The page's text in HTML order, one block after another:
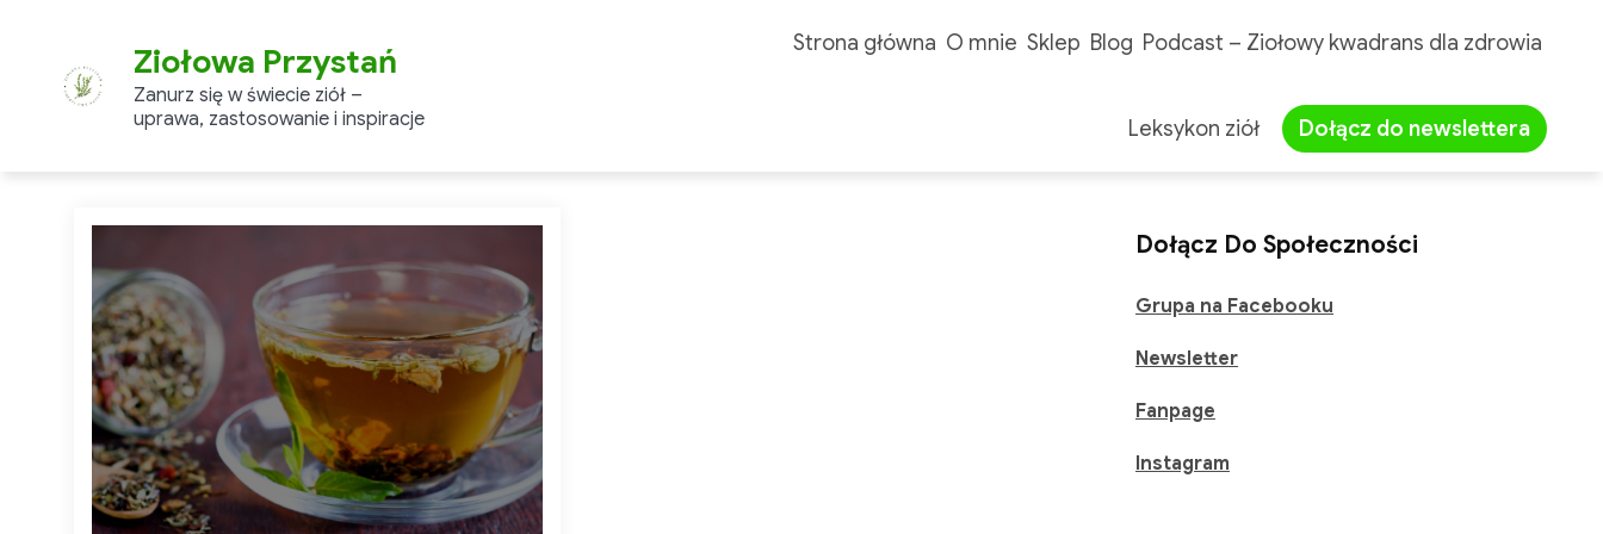
content
Ziołowa Przystań
Zanurz się w świecie ziół –
uprawa, zastosowanie i inspiracje
Strona główna O mnie Sklep Blog Podcast – Ziołowy kwadrans dla zdrowia
Leksykon ziół Dołącz do newslettera
Dołącz Do Społeczności
Grupa na Facebooku
Newsletter
Fanpage
Instagram